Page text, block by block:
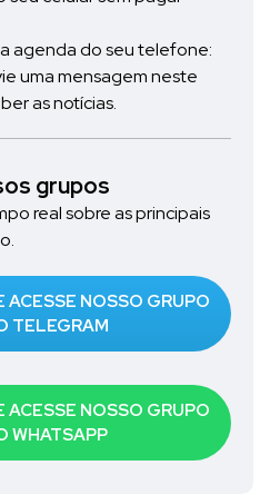
agenda do seu telefone:
uma mensagem neste
as notícias.
grupos
real sobre as principais
ACESSE NOSSO GRUPO
TELEGRAM
ACESSE NOSSO GRUPO
WHATSAPP